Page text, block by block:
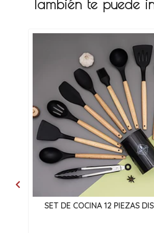
También te puede
SET DE COCINA 12 PIEZAS